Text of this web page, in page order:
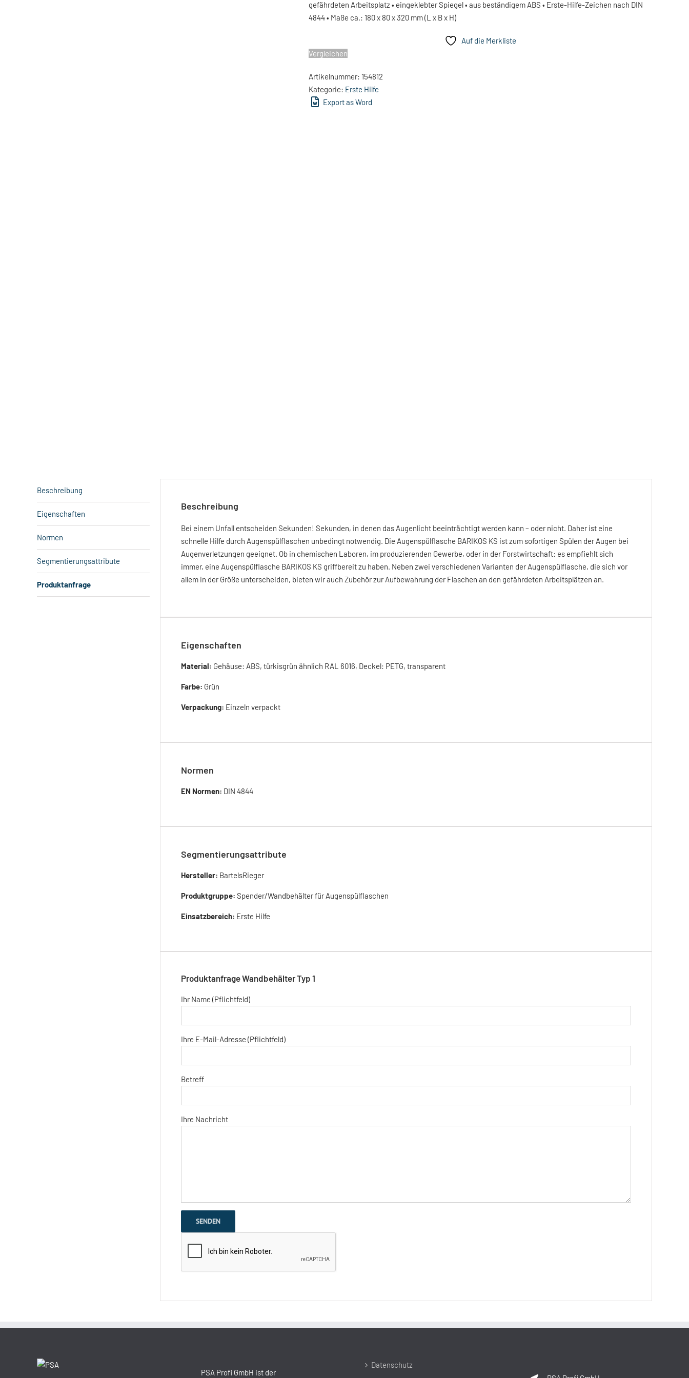
gefährdeten Arbeitsplatz • eingeklebter Spiegel • aus beständigem ABS • Erste-Hilfe-Zeichen nach DIN
4844 • Maße ca.: 180 x 80 x 320 mm (L x B x H)
Auf die Merkliste
Vergleichen
Artikelnummer: 154812
Kategorie: Erste Hilfe
Export as Word
Beschreibung
Eigenschaften
Normen
Segmentierungsattribute
Produktanfrage
Beschreibung
Bei einem Unfall entscheiden Sekunden! Sekunden, in denen das Augenlicht beeinträchtigt werden kann – oder nicht. Daher ist eine
schnelle Hilfe durch Augenspülflaschen unbedingt notwendig. Die Augenspülflasche BARIKOS KS ist zum sofortigen Spülen der Augen bei
Augenverletzungen geeignet. Ob in chemischen Laboren, im produzierenden Gewerbe, oder in der Forstwirtschaft: es empfiehlt sich
immer, eine Augenspülflasche BARIKOS KS griffbereit zu haben. Neben zwei verschiedenen Varianten der Augenspülflasche, die sich vor
allem in der Größe unterscheiden, bieten wir auch Zubehör zur Aufbewahrung der Flaschen an den gefährdeten Arbeitsplätzen an.
Eigenschaften
Material: Gehäuse: ABS, türkisgrün ähnlich RAL 6016, Deckel: PETG, transparent
Farbe: Grün
Verpackung: Einzeln verpackt
Normen
EN Normen: DIN 4844
Segmentierungsattribute
Hersteller: BartelsRieger
Produktgruppe: Spender/Wandbehälter für Augenspülflaschen
Einsatzbereich: Erste Hilfe
Produktanfrage Wandbehälter Typ 1
Ihr Name (Pflichtfeld)
Ihre E-Mail-Adresse (Pflichtfeld)
Betreff
Ihre Nachricht
PSA Profi GmbH ist der
Datenschutz